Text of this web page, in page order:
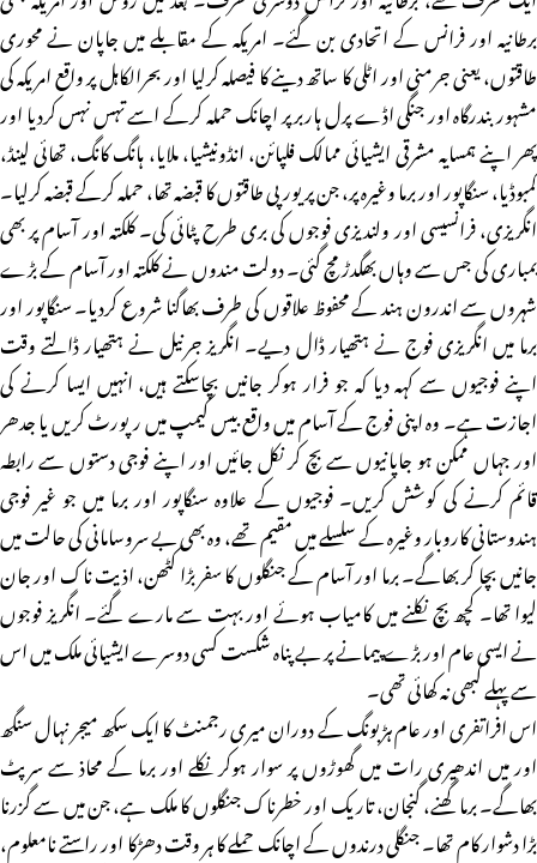
برطانیہ اور فرانس کے اتحادی بن گئے۔ امریکہ کے مقابلے میں جاپان نے محوری
طاقتوں، یعنی جرمنی اور اٹلی کا ساتھ دینے کا فیصلہ کرلیا اور بحرالکاہل پر واقع امریکہ کی
مشہور بندرگاہ اور جنگی اڈے پرل ہاربر پر اچانک حملہ کرکے اسے تہس نہس کردیا اور
پھر اپنے ہمسایہ مشرقی ایشیائی ممالک فلپائن، انڈونیشیا، ملایا، ہانگ کانگ، تھائی لینڈ،
کمبوڈیا، سنگاپور اور برما وغیرہ پر، جن پر یورپی طاقتوں کا قبضہ تھا، حملہ کرکے قبضہ کرلیا۔
انگریزی، فرانسیسی اور ولندیزی فوجوں کی بری طرح پٹائی کی۔ کلکتہ اور آسام پر بھی
بمباری کی جس سے وہاں بھگدڑ مچ گئی۔ دولت مندوں نے کلکتہ اور آسام کے بڑے
شہروں سے اندرون ہند کے محفوظ علاقوں کی طرف بھاگنا شروع کردیا۔ سنگاپور اور
برما میں انگریزی فوج نے ہتھیار ڈال دیے۔ انگریز جرنیل نے ہتھیار ڈالتے وقت
اپنے فوجیوں سے کہہ دیا کہ جو فرار ہوکر جانیں بچاسکتے ہیں، انہیں ایسا کرنے کی
اجازت ہے۔ وہ اپنی فوج کے آسام میں واقع بیس کیمپ میں رپورٹ کریں یا جدھر
اور جہاں ممکن ہو جاپانیوں سے بچ کر نکل جائیں اور اپنے فوجی دستوں سے رابطہ
قائم کرنے کی کوشش کریں۔ فوجیوں کے علاوہ سنگاپور اور برما میں جو غیر فوجی
ہندوستانی کاروبار وغیرہ کے سلسلے میں مقیم تھے، وہ بھی بے سروسامانی کی حالت میں
جانیں بچا کر بھاگے۔ برما اور آسام کے جنگلوں کا سفر بڑا کٹھن، اذیت ناک اور جان
لیوا تھا۔ کچھ بچ نکلنے میں کامیاب ہوئے اور بہت سے مارے گئے۔ انگریز فوجوں
نے ایسی عام اور بڑے پیمانے پر بے پناہ شکست کسی دوسرے ایشیائی ملک میں اس
سے پہلے کبھی نہ کھائی تھی۔
اس افراتفری اور عام ہڑبونگ کے دوران میری رجمنٹ کا ایک سکھ میجر نہال سنگھ
اور میں اندھیری رات میں گھوڑوں پر سوار ہوکر نکلے اور برما کے محاذ سے سرپٹ
بھاگے۔ برما گھنے، گنجان، تاریک اور خطرناک جنگلوں کا ملک ہے، جن میں سے گزرنا
بڑا دشوار کام تھا۔ جنگلی درندوں کے اچانک حملے کا ہر وقت دھڑکا اور راستے نامعلوم،